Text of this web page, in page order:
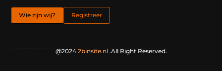
Wie zijn wij? Registreer
@2024 2binsite.nl.All Right Reserved.